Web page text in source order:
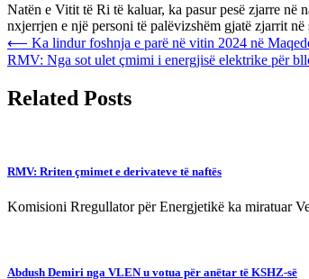
Natën e Vitit të Ri të kaluar, ka pasur pesë zjarre në
nxjerrjen e një personi të palëvizshëm gjatë zjarrit në
Post
navigation
⟵ Ka lindur foshnja e parë në vitin 2024 në
RMV: Nga sot ulet çmimi i energjisë elektrike për
Related Posts
RMV: Rriten çmimet e derivateve të naftës
Komisioni Rregullator për Energjetikë ka miratuar
Abdush Demiri nga VLEN u votua për anëtar të KSHZ-së